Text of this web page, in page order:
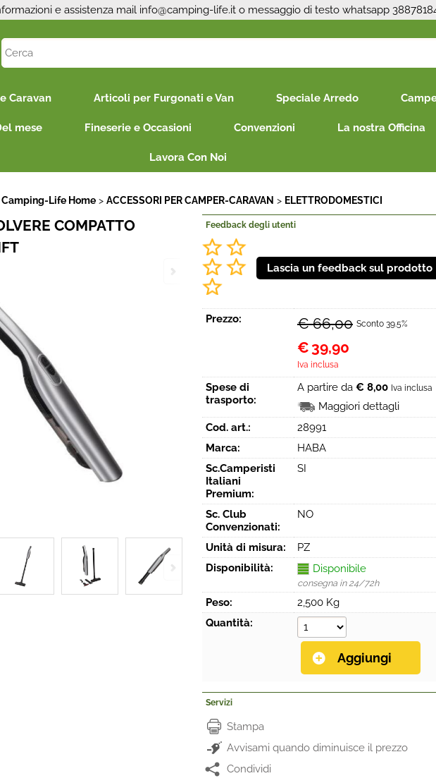
e assistenza mail info@camping-life.it o messaggio di testo whatsapp
Per completare l'ordine
poi clicca sul pulsante
Password:
Hai perso la
Caravan Articoli per Furgonati e Van Speciale Arredo
mese Fineserie e Occasioni Convenzioni La nostra Officina
Lavora Con Noi
Camping-Life Home ACCESSORI PER CAMPER-CARAVAN ELETTRODOMESTICI
COMPATTO
Feedback degli utenti
Prezzo: € 66,00 Sconto 39.5%
€ 39,90
Iva inclusa
Spese di
trasporto:
A partire da € 8,00 Iva inclusa
Maggiori dettagli
Cod. art.:
28991
Marca:
HABA
Sc.Camperisti
Italiani
Premium:
SI
Sc. Club
Convenzionati:
NO
Unità di misura:
PZ
Disponibilità:
Disponibile
consegna in 24/72h
Peso:
2,500 Kg
Quantità:
Servizi
Stampa
Avvisami quando diminuisce il prezzo
Condividi